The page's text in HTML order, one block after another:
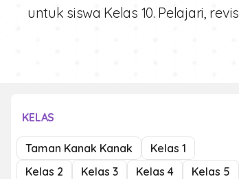
untuk siswa Kelas 10. Pelajari,
KELAS
Taman Kanak Kanak
Kelas 1
Kelas 2
Kelas 3 Kelas 4
Kelas 5